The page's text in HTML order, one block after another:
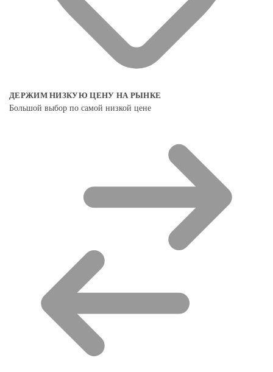
ДЕРЖИМ НИЗКУЮ ЦЕНУ НА РЫНКЕ
Большой выбор по самой низкой цене